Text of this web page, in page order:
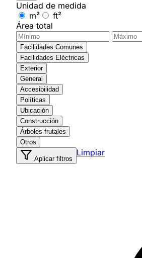
Unidad de medida
m²
ft²
Área total
Facilidades Comunes
Facilidades Eléctricas
Exterior
General
Accesibilidad
Políticas
Ubicación
Construcción
Árboles frutales
Otros
Aplicar filtros
Limpiar